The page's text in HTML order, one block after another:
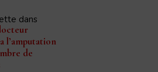
dans
l’amputation
de